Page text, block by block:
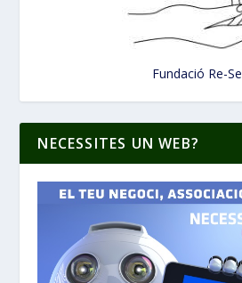
Fundació Re-
NECESSITES UN WEB?